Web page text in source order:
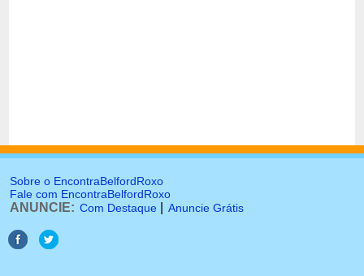
Sobre o EncontraBelfordRoxo
Fale com EncontraBelfordRoxo
ANUNCIE: Com Destaque Anuncie Grátis